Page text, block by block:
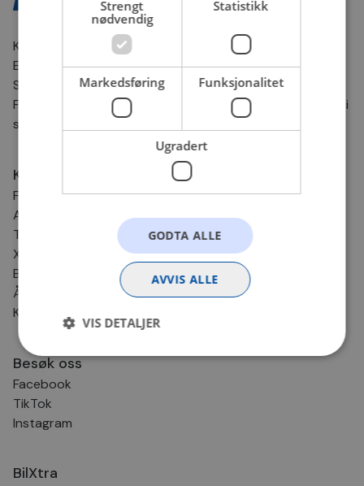
Kontaktinformasjon
E-post: nettbutikk@bilxtra.no
Sporingsnummer sender vi deg på SMS.
For andre henvendelser kontakt oss gjerne på e-post. Vi
svarer så fort vi kan!
Kundesenter
Frakt og levering
Angrerett og retur
Tips & Råd
Xtra-service
BilXtra Kundeklubb
Åpenhetsloven
Klikk & Hent
Besøk oss
Facebook
TikTok
Instagram
BilXtra
Strengt
nødvendig
Statistikk
Markedsføring Funksjonalitet
Ugradert
GODTA ALLE
AVVIS ALLE
VIS DETALJER